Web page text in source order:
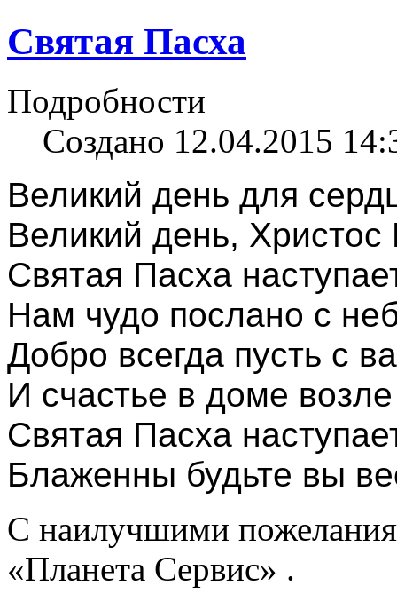
Святая Пасха
Подробности
Создано 12.04.2015
Великий день для
Великий день, Христос
Святая Пасха
Нам чудо послано с
Добро всегда пусть с
И счастье в доме
Святая Пасха
Блаженны будьте вы
С наилучшими
«Планета Сервис» .